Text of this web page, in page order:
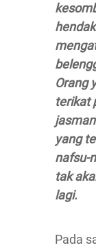
Orang
terikat
yang
nafsu-
tak
lagi.
Pada